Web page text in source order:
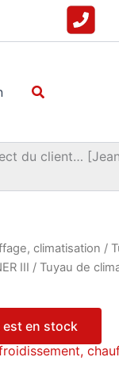
Rechercher
du client…
climatisation /
III / Tuyau de
en stock